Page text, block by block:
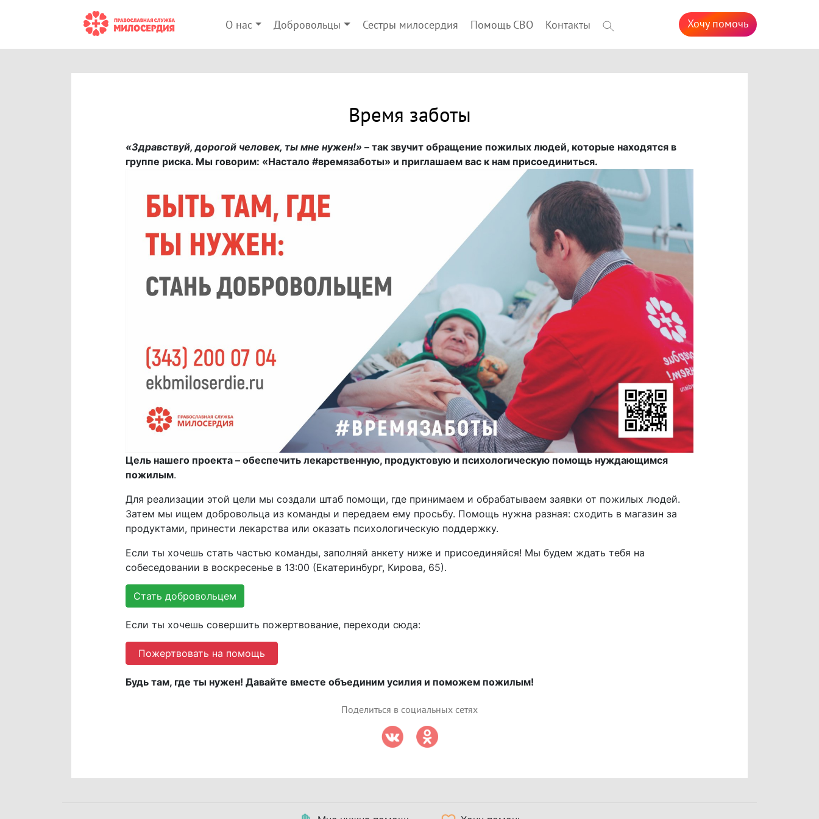
О нас Добровольцы Сестры милосердия Помощь СВО Контакты Хочу помочь
Время заботы
«Здравствуй, дорогой человек, ты мне нужен!» – так звучит обращение пожилых людей, которые находятся в
группе риска. Мы говорим: «Настало #времязаботы» и приглашаем вас к нам присоединиться.
Цель нашего проекта – обеспечить лекарственную, продуктовую и психологическую помощь нуждающимся
пожилым.
Для реализации этой цели мы создали штаб помощи, где принимаем и обрабатываем заявки от пожилых людей.
Затем мы ищем добровольца из команды и передаем ему просьбу. Помощь нужна разная: сходить в магазин за
продуктами, принести лекарства или оказать психологическую поддержку.
Если ты хочешь стать частью команды, заполняй анкету ниже и присоединяйся! Мы будем ждать тебя на
собеседовании в воскресенье в 13:00 (Екатеринбург, Кирова, 65).
Стать добровольцем
Если ты хочешь совершить пожертвование, переходи сюда:
Пожертвовать на помощь
Будь там, где ты нужен! Давайте вместе объединим усилия и поможем пожилым!
Поделиться в социальных сетях